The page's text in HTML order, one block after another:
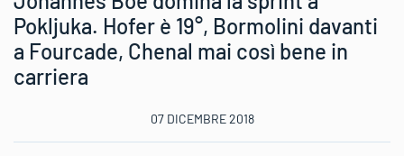
Pokljuka. Hofer è 19°, Bormolini davanti
a Fourcade, Chenal mai così bene in
carriera
07 DICEMBRE 2018